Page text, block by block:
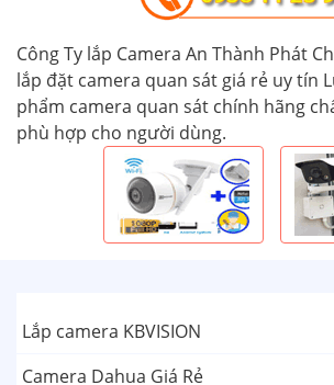
Công Ty lắp Camera An Thành Phát
lắp đặt camera quan sát giá rẻ uy tín
phẩm camera quan sát chính hãng
phù hợp cho người dùng.
Lắp camera KBVISION
Camera Dahua Giá Rẻ